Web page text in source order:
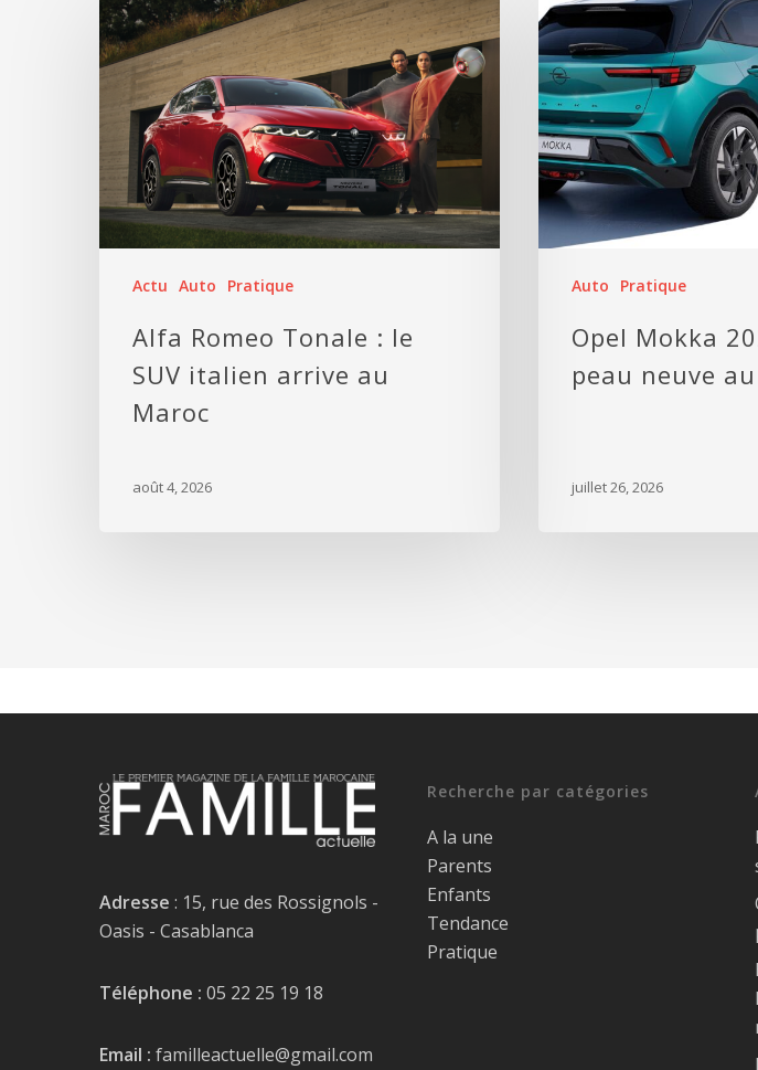
Actu Auto Pratique
Alfa Romeo Tonale : le
SUV italien arrive au
Maroc
août 4, 2026
Auto Pratique
Opel Mokka
peau neuve
juillet 26, 2026
Adresse : 15, rue des Rossignols -
Oasis - Casablanca
Téléphone : 05 22 25 19 18
Email : familleactuelle@gmail.com
Recherche par catégories
A la une
Parents
Enfants
Tendance
Pratique